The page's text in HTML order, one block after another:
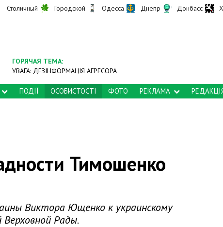
Столичный Городской Одесса Днепр Донбасс
ГОРЯЧАЯ ТЕМА:
УВАГА: ДЕЗІНФОРМАЦІЯ АГРЕСОРА
ПОДІЇ ОСОБИСТОСТІ ФОТО РЕКЛАМА
Тимошенко
Виктора Ющенко к украинскому
Рады.